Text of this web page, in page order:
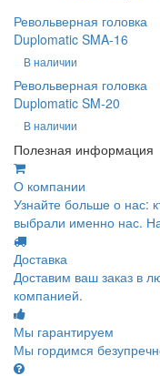
Револьверная головка
Duplomatic SMA-16
В наличии
Револьверная головка
Duplomatic SM-20
В наличии
Полезная информация
О компании
Узнайте больше о нас:
выбрали именно нас.
Доставка
Доставим ваш заказ в
компанией.
Мы гарантируем
Мы гордимся